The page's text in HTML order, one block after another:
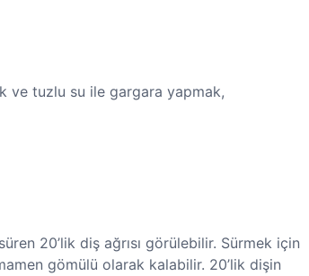
ve tuzlu su ile gargara yapmak,
20’lik diş ağrısı görülebilir. Sürmek için
gömülü olarak kalabilir. 20’lik dişin